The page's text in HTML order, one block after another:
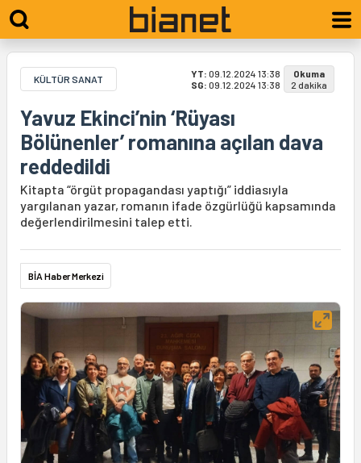
KÜLTÜR SANAT YT: 09.12.2024 13:38
SG: 09.12.2024 13:38
Okuma
2 dakika
Yavuz Ekinci’nin ‘Rüyası
Bölünenler’ romanına açılan dava
reddedildi
Kitapta “örgüt propagandası yaptığı” iddiasıyla
yargılanan yazar, romanın ifade özgürlüğü kapsamında
değerlendirilmesini talep etti.
BİA Haber Merkezi